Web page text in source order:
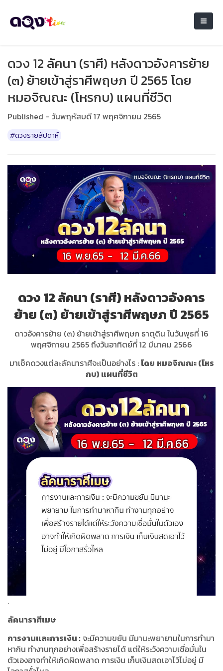
ดวง 12 ลัคนา (ราศี) หลังดาวอังคารย้าย
(๓) ย้ายเข้าสู่ราศีพฤษภ ปี 2565 โดย
หมอจิณณะ (โหรกบ) แผนที่ชีวิต
Published - วันพฤหัสบดี 17 พฤศจิกายน 2565
#ดวงรายสัปดาห์
ดวง12ลัคนา(ราศี)หลังดาวอังคาร
ย้าย(๓)ย้ายเข้าสู่ราศีพฤษภปี2565
ดาวอังคารย้าย (๓) ย้ายเข้าสู่ราศีพฤษภ ธาตุดิน ในวันพุธที่16
พฤศจิกายน 2565ถึงวันอาทิตย์ที่12 มีนาคม 2566
มาเช็คดวงแต่ละลัคนาราศีจะเป็นอย่างไร:โดย หมอจิณณะ(โหร
กบ) แผนที่ชีวิต
.
ลัคนาราศีเมษ
การงานและการเงิน :จะมีความขยัน มีมานะพยายามในการทำมา
หากิน ทำงานทุกอย่างเพื่อสร้างรายได้ แต่ให้ระวังความเชื่อมั่นใน
ตัวเองอาจทำให้เกิดผิดพลาด การเงิน เก็บเงินสดเอาไว้ไม่อยู่ มี